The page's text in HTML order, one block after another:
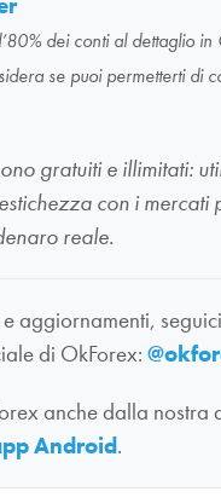
dei conti al dettaglio in
se puoi permetterti di
gratuiti e illimitati:
con i mercati
reale.
aggiornamenti,
di OkForex:
anche dalla nostra
Android.